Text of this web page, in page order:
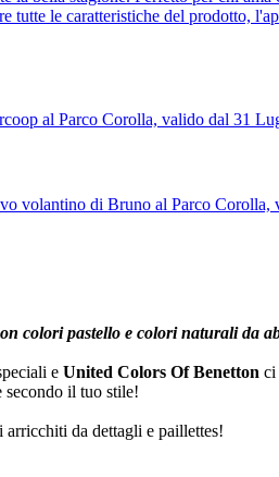
tutte le caratteristiche del prodotto,
al Parco Corolla, valido dal 31
volantino di Bruno al Parco
colori pastello e colori naturali da
e United Colors Of Benetton ci
il tuo stile!
da dettagli e paillettes!